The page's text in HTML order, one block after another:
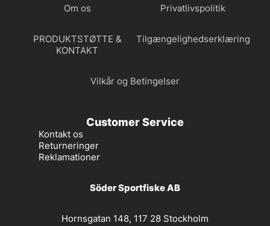
Om os Privatlivspolitik
PRODUKTSTØTTE &
KONTAKT
Tilgængelighedserklæring
Vilkår og Betingelser
Customer Service
Kontakt os
Returneringer
Reklamationer
Söder Sportfiske AB
Hornsgatan 148, 117 28 Stockholm